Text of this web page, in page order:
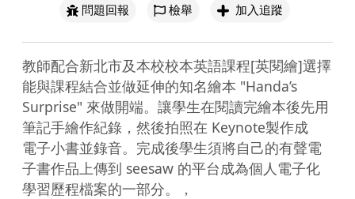
問題回報
檢舉 加入追蹤
教師配合新北市及本校校本英語課程[英閱繪]選擇
能與課程結合並做延伸的知名繪本 "Handa’s
Surprise" 來做開端。讓學生在閱讀完繪本後先用
筆記手繪作紀錄，然後拍照在 Keynote製作成
電子小書並錄音。完成後學生須將自己的有聲電
子書作品上傳到 seesaw 的平台成為個人電子化
學習歷程檔案的一部分。，